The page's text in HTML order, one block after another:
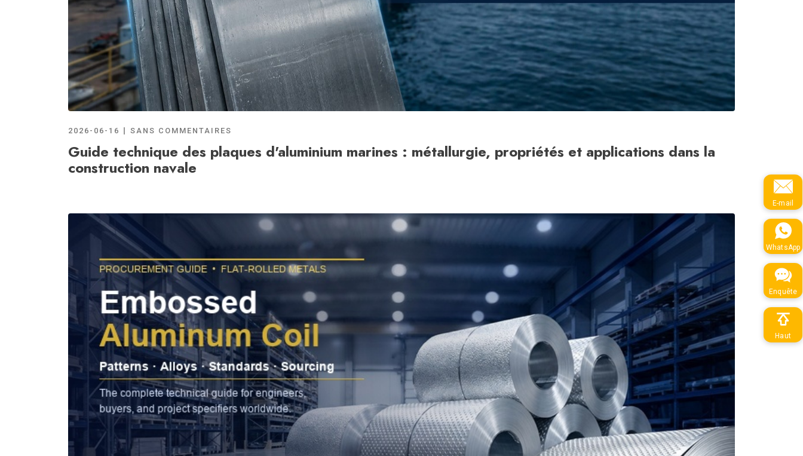
2026-06-16 SANS COMMENTAIRES
Guide technique des plaques d'aluminium marines : métallurgie, propriétés et applications dans la
construction navale
E-mail
WhatsApp
Enquête
Haut